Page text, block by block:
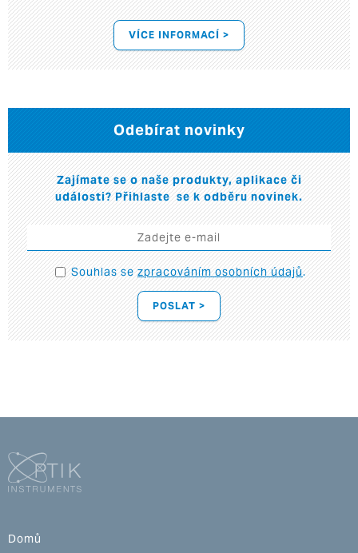
VÍCE INFORMACÍ >
Odebírat novinky
Zajímate se o naše produkty, aplikace či
události? Přihlaste se k odběru novinek.
Souhlas sezpracováním osobních údajů.
POSLAT >
Domů